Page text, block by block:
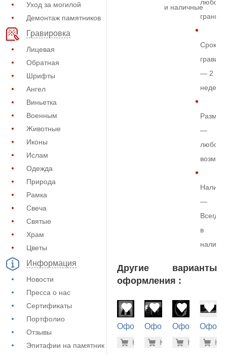
Уход за могилой
Демонтаж памятников
Гравировка
Лицевая
Обратная
Шрифты
Ангел
Виньетка
Военным
Животные
Иконы
Ислам
Одежда
Природа
Рамка
Свеча
Святые
Храм
Цветы
Информация
Новости
Пресса о нас
Сертификаты
Портфолио
Отзывы
Эпитафии на памятник
и наличные
любом
граните
Срок
— 2
недели
Размер
—
любой
—
Всегда
в
Другие варианты
оформления :
Оформление
(73-437)
-7% 1.900
Купить
Оформление
(71-716)
-7%
Купить
Оформление
(71-870)
-
Купить(73-